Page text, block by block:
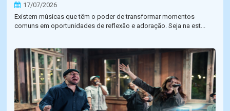
17/07/2026
Existem músicas que têm o poder de transformar momentos
comuns em oportunidades de reflexão e adoração. Seja na est...